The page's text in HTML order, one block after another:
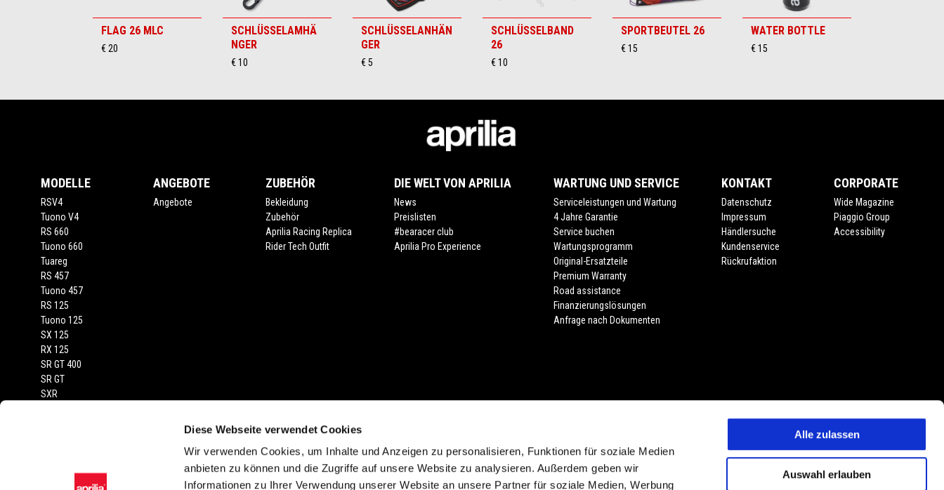
Diese Webseite verwendet Cookies
Wir verwenden Cookies, um Inhalte und Anzeigen zu personalisieren, Funktionen für soziale Medien
anbieten zu können und die Zugriffe auf unsere Website zu analysieren. Außerdem geben wir
Informationen zu Ihrer Verwendung unserer Website an unsere Partner für soziale Medien, Werbung
Alle zulassen
Auswahl erlauben
FLAG 26 MLC
€ 20
SCHLÜSSELAMHÄ
NGER
€ 10
SCHLÜSSELANHÄN
GER
€ 5
SCHLÜSSELBAND
26
€ 10
SPORTBEUTEL 26
€ 15
WATER BOTTLE
€ 15
MODELLE
RSV4
Tuono V4
RS 660
Tuono 660
Tuareg
RS 457
Tuono 457
RS 125
Tuono 125
SX 125
RX 125
SR GT 400
SR GT
SXR
ANGEBOTE
Angebote
ZUBEHÖR
Bekleidung
Zubehör
Aprilia Racing Replica
Rider Tech Outfit
DIE WELT VON APRILIA
News
Preislisten
#bearacer club
Aprilia Pro Experience
WARTUNG UND SERVICE
Serviceleistungen und Wartung
4 Jahre Garantie
Service buchen
Wartungsprogramm
Original-Ersatzteile
Premium Warranty
Road assistance
Finanzierungslösungen
Anfrage nach Dokumenten
KONTAKT
Datenschutz
Impressum
Händlersuche
Kundenservice
Rückrufaktion
CORPORATE
Wide Magazine
Piaggio Group
Accessibility
Die abgebildeten Fahrzeuge und Zubehörartikel dienen nur zur Darstellung der Farbe. Verfügbarkeiten, eventuelle Abweichungen von Ausstattung, Produktmerkmalen, Dekore oder Sitzbankfarben vorbehalten. Abweichungen
von Farbtönen in der Serienausstattung gegenüber der Wiedergabe in Bild sind möglich. Druckfehler, Farbfehler, Irrtümer, Änderungen und Auslaufartikel vorbehalten. PIAGGIO & C. S.p.A. behält sich jederzeit das Recht